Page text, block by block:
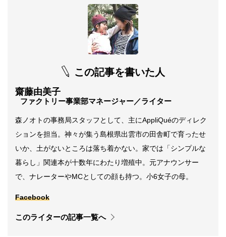
この記事を書いた人
齋藤由美子
ファクトリー事業部マネージャー／ライター
森ノオトの事務局スタッフとして、主にAppliQuéのディレク
ションを担当。神々が集う島根県出雲市の田舎町で育ったせ
いか、土がないところは落ち着かない。家では「シンプルな
暮らし」関連本が十数年にわたり増殖中。元アナウンサー
で、ナレーターやMCとしての顔も持つ。小6女子の母。
Facebook
このライターの記事一覧へ